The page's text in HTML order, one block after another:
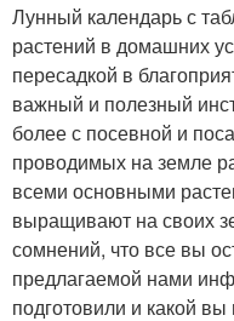
Лунный календарь с
растений в домашних
пересадкой в
важный и полезный
более с посевной и
проводимых на земле
всеми основными
выращивают на своих
сомнений, что все вы
предлагаемой нами
подготовили и какой